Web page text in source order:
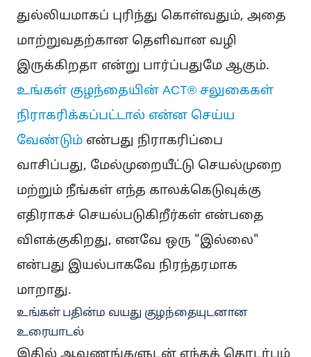
துல்லியமாகப் புரிந்து கொள்வதும், அதை
மாற்றுவதற்கான தெளிவான வழி
இருக்கிறதா என்று பார்ப்பதுமே ஆகும்.
உங்கள் குழந்தையின் ACT® சலுகைகள்
நிராகரிக்கப்பட்டால் என்ன செய்ய
வேண்டும் என்பது நிராகரிப்பை
வாசிப்பது, மேல்முறையீட்டு செயல்முறை
மற்றும் நீங்கள் எந்த காலக்கெடுவுக்கு
எதிராகச் செயல்படுகிறீர்கள் என்பதை
விளக்குகிறது, எனவே ஒரு "இல்லை"
என்பது இயல்பாகவே நிரந்தரமாக
மாறாது.
உங்கள் பதின்ம வயது குழந்தையுடனான
உரையாடல்